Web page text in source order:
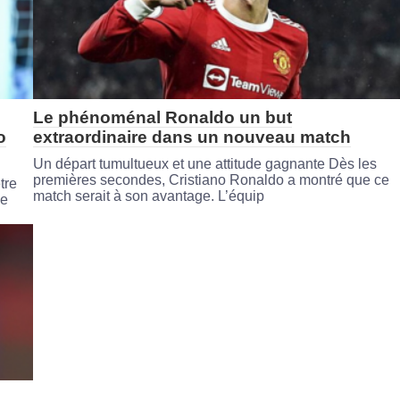
Le phénoménal Ronaldo un but
extraordinaire dans un nouveau match
Un départ tumultueux et une attitude gagnante Dès les
premières secondes, Cristiano Ronaldo a montré que ce
match serait à son avantage. L’équip